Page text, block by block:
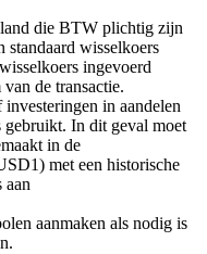
die BTW plichtig zijn
standaard wisselkoers
ingevoerd
de transactie.
in aandelen
gebruikt. In dit geval moet
in de
met een historische
aan
aanmaken als nodig is